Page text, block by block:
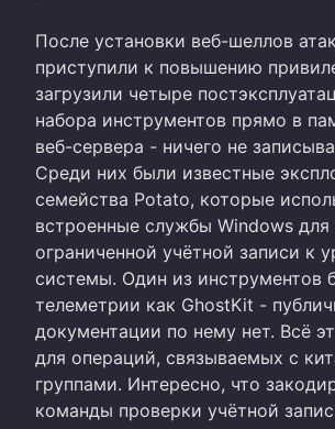
После установки веб-шеллов
приступили к повышению
загрузили четыре
набора инструментов прямо в
веб-сервера - ничего не
Среди них были известные
семейства Potato, которые
встроенные службы Windows для
ограниченной учётной записи к
системы. Один из инструментов
телеметрии как GhostKit -
документации по нему нет. Всё
для операций, связываемых с
группами. Интересно, что
команды проверки учётной